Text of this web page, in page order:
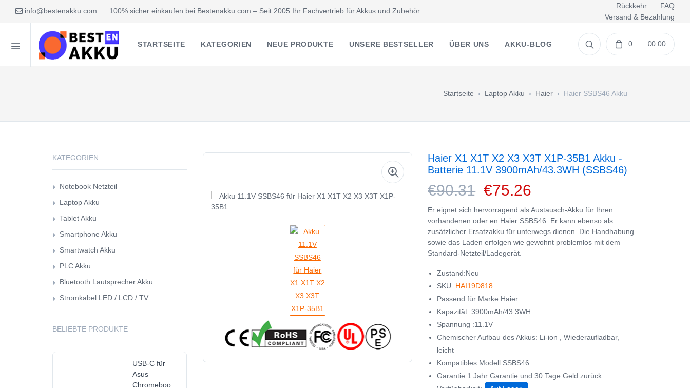
info@bestenakku.com 100% sicher einkaufen bei Bestenakku.com – Seit 2005 Ihr Fachvertrieb für Akkus und Zubehör
Rückkehr
FAQ
Versand & Bezahlung
STARTSEITE KATEGORIEN NEUE PRODUKTE UNSERE BESTSELLER ÜBER UNS AKKU-BLOG 0 €0.00
Startseite Laptop Akku Haier Haier SSBS46 Akku
Haier X1 X1T X2 X3 X3T X1P-35B1 Akku -
Batterie 11.1V 3900mAh/43.3WH (SSBS46)
€90.31€75.26
Er eignet sich hervorragend als Austausch-Akku für Ihren
vorhandenen oder en Haier SSBS46. Er kann ebenso als
zusätzlicher Ersatzakku für unterwegs dienen. Die Handhabung
sowie das Laden erfolgen wie gewohnt problemlos mit dem
Standard-Netzteil/Ladegerät.
Zustand:Neu
SKU: HAI19D818
Passend für Marke:Haier
Kapazität :3900mAh/43.3WH
Spannung :11.1V
Chemischer Aufbau des Akkus: Li-ion , Wiederaufladbar,
leicht
Kompatibles Modell:SSBS46
Garantie:1 Jahr Garantie und 30 Tage Geld zurück
KATEGORIEN
Notebook Netzteil
Laptop Akku
Tablet Akku
Smartphone Akku
Smartwatch Akku
PLC Akku
Bluetooth Lautsprecher Akku
Stromkabel LED / LCD / TV
BELIEBTE PRODUKTE
USB-C für
Asus
Chromebook